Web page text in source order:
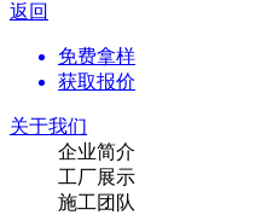
返回
免费拿样
获取报价
关于我们
企业简介
工厂展示
施工团队